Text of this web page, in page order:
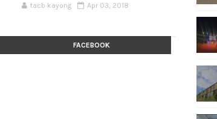
tacb kayong Apr 03, 2018
FACEBOOK